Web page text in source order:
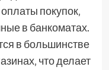
покупок‚
в банкоматах.
в большинстве
что делает